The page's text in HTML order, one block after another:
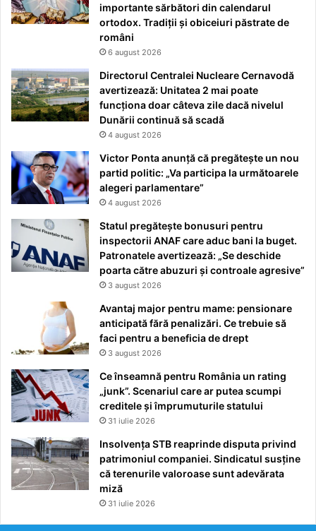
importante sărbători din calendarul
ortodox. Tradiții și obiceiuri păstrate de
români
6 august 2026
Directorul Centralei Nucleare Cernavodă
avertizează: Unitatea 2 mai poate
funcționa doar câteva zile dacă nivelul
Dunării continuă să scadă
4 august 2026
Victor Ponta anunță că pregătește un nou
partid politic: „Va participa la următoarele
alegeri parlamentare”
4 august 2026
Statul pregătește bonusuri pentru
inspectorii ANAF care aduc bani la buget.
Patronatele avertizează: „Se deschide
poarta către abuzuri și controale agresive”
3 august 2026
Avantaj major pentru mame: pensionare
anticipată fără penalizări. Ce trebuie să
faci pentru a beneficia de drept
3 august 2026
Ce înseamnă pentru România un rating
„junk”. Scenariul care ar putea scumpi
creditele și împrumuturile statului
31 iulie 2026
Insolvența STB reaprinde disputa privind
patrimoniul companiei. Sindicatul susține
că terenurile valoroase sunt adevărata
miză
31 iulie 2026